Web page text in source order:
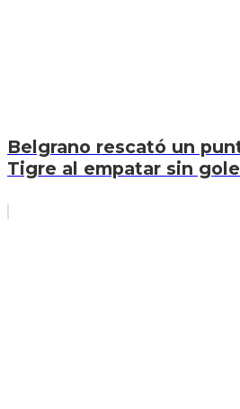
Belgrano rescató un
Tigre al empatar sin